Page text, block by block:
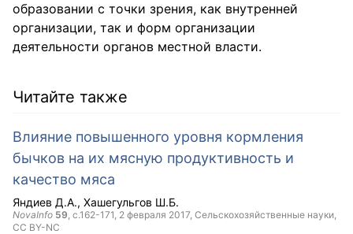
образовании с точки зрения, как внутренней
организации, так и форм организации
деятельности органов местной власти.
Читайте также
Влияние повышенного уровня кормления
бычков на их мясную продуктивность и
качество мяса
Яндиев Д.А. Хашегульгов Ш.Б.
NovaInfo 59, с.162-171, 2 февраля 2017, Сельскохозяйственные науки,
CC BY-NC